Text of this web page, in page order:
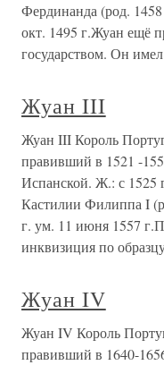
Фердинанда (род.
окт. 1495 г.Жуан ещё
государством. Он
Жуан III
Жуан III Король
правивший в 1521 -
Испанской. Ж.: с 1525
Кастилии Филиппа I
г. ум. 11 июня 1557
инквизиция по
Жуан IV
Жуан IV Король
правивший в 1640-